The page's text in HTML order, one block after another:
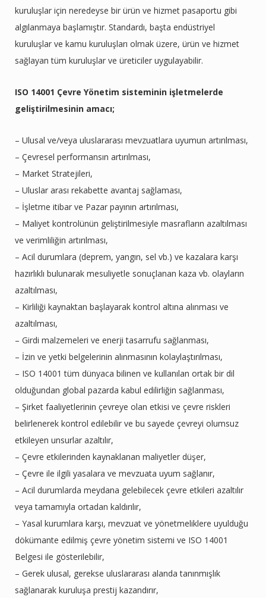
kuruluşlar için neredeyse bir ürün ve hizmet pasaportu gibi
algılanmaya başlamıştır. Standardı, başta endüstriyel
kuruluşlar ve kamu kuruluşları olmak üzere, ürün ve hizmet
sağlayan tüm kuruluşlar ve üreticiler uygulayabilir.
ISO 14001 Çevre Yönetim sisteminin işletmelerde
geliştirilmesinin amacı;
– Ulusal ve/veya uluslararası mevzuatlara uyumun artırılması,
– Çevresel performansın artırılması,
– Market Stratejileri,
– Uluslar arası rekabette avantaj sağlaması,
– İşletme itibar ve Pazar payının artırılması,
– Maliyet kontrolünün geliştirilmesiyle masrafların azaltılması
ve verimliliğin artırılması,
– Acil durumlara (deprem, yangın, sel vb.) ve kazalara karşı
hazırlıklı bulunarak mesuliyetle sonuçlanan kaza vb. olayların
azaltılması,
– Kirliliği kaynaktan başlayarak kontrol altına alınması ve
azaltılması,
– Girdi malzemeleri ve enerji tasarrufu sağlanması,
– İzin ve yetki belgelerinin alınmasının kolaylaştırılması,
– ISO 14001 tüm dünyaca bilinen ve kullanılan ortak bir dil
olduğundan global pazarda kabul edilirliğin sağlanması,
– Şirket faaliyetlerinin çevreye olan etkisi ve çevre riskleri
belirlenerek kontrol edilebilir ve bu sayede çevreyi olumsuz
etkileyen unsurlar azaltılır,
– Çevre etkilerinden kaynaklanan maliyetler düşer,
– Çevre ile ilgili yasalara ve mevzuata uyum sağlanır,
– Acil durumlarda meydana gelebilecek çevre etkileri azaltılır
veya tamamıyla ortadan kaldırılır,
– Yasal kurumlara karşı, mevzuat ve yönetmeliklere uyulduğu
dökümante edilmiş çevre yönetim sistemi ve ISO 14001
Belgesi ile gösterilebilir,
– Gerek ulusal, gerekse uluslararası alanda tanınmışlık
sağlanarak kuruluşa prestij kazandırır,